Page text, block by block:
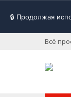
🔒 Продолжая
Всё